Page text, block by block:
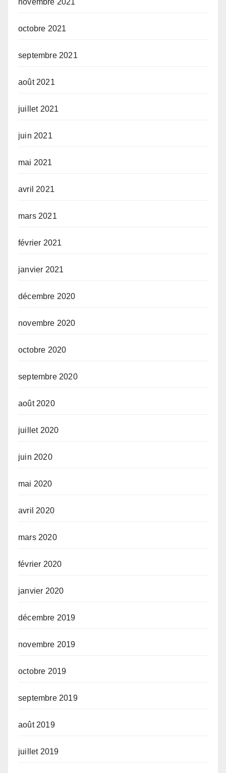
novembre 2021
octobre 2021
septembre 2021
août 2021
juillet 2021
juin 2021
mai 2021
avril 2021
mars 2021
février 2021
janvier 2021
décembre 2020
novembre 2020
octobre 2020
septembre 2020
août 2020
juillet 2020
juin 2020
mai 2020
avril 2020
mars 2020
février 2020
janvier 2020
décembre 2019
novembre 2019
octobre 2019
septembre 2019
août 2019
juillet 2019